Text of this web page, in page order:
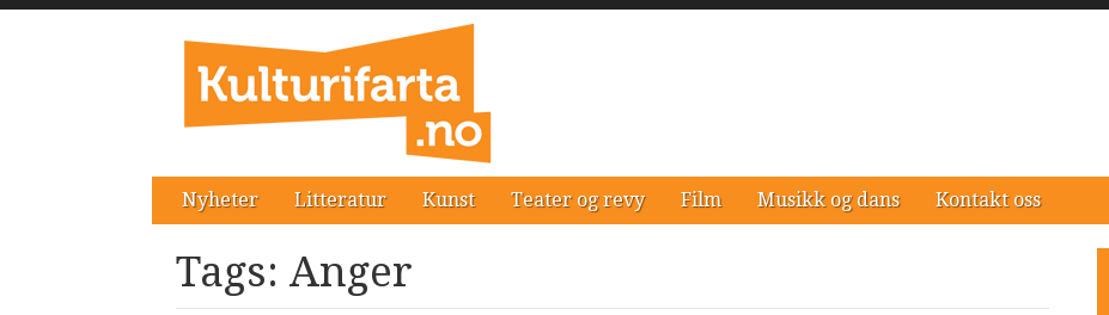
Nyheter Litteratur Kunst Teater og revy Film Musikk og dans Kontakt oss
Tags: Anger